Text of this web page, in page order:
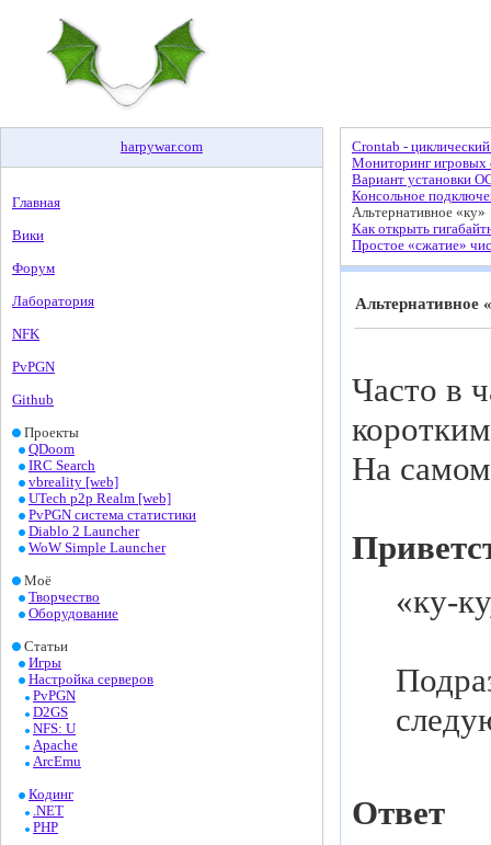
harpywar.com
Главная
Вики
Форум
Лаборатория
NFK
PvPGN
Github
Проекты
QDoom
IRC Search
vbreality [web]
UTech p2p Realm [web]
PvPGN система статистики
Diablo 2 Launcher
WoW Simple Launcher
Моё
Творчество
Оборудование
Статьи
Игры
Настройка серверов
PvPGN
D2GS
NFS: U
Apache
ArcEmu
Кодинг
.NET
PHP
Crontab -
Мониторинг игровых
Вариант установки
Консольное
Альтернативное «ку»
Как открыть
Простое «сжатие»
Альтернативное
Часто в
На
«ку-
Ответ